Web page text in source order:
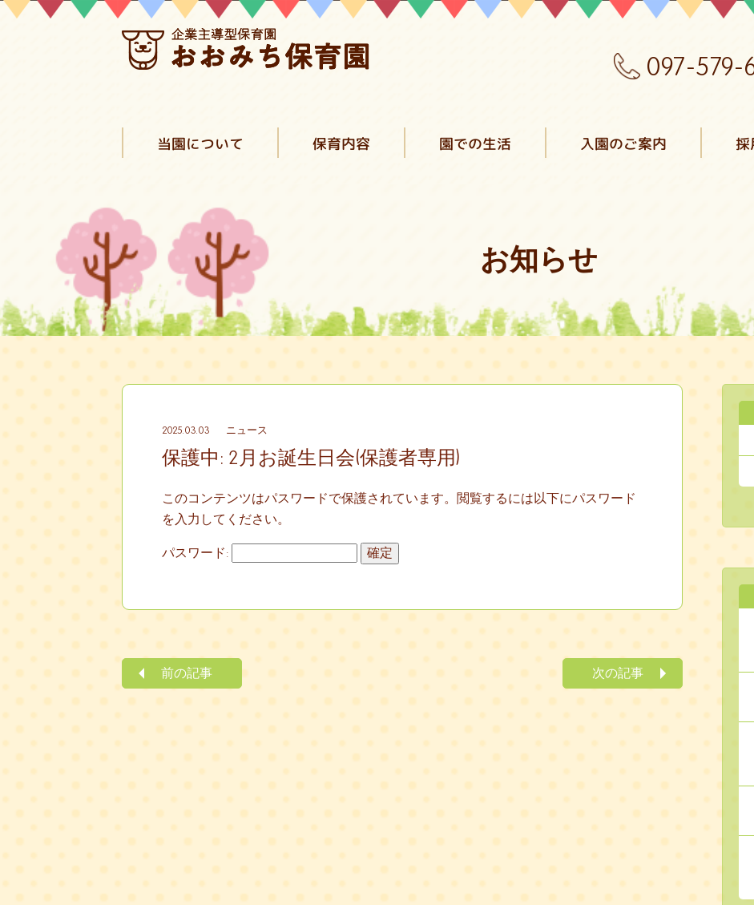
097-579-
当園について 保育内容 園での生活 入園のご案内 採
お知らせ
2025.03.03 ニュース
保護中: 2月お誕生日会(保護者専用)
このコンテンツはパスワードで保護されています。閲覧するには以下にパスワード
を入力してください。
パスワード:
前の記事 次の記事